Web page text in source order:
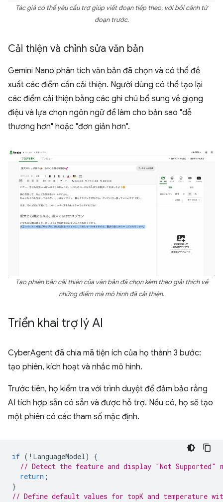
Tác giả có thể yêu cầu trợ giúp viết đoạn tiếp theo, với bối cảnh từ
đoạn trước.
Cải thiện và chỉnh sửa văn bản
Gemini Nano phân tích văn bản đã chọn và có thể đề
xuất các điểm cần cải thiện. Người dùng có thể tạo lại
các điểm cải thiện bằng các ghi chú bổ sung về giọng
điệu và lựa chọn ngôn ngữ để làm cho bản sao "dễ
thương hơn" hoặc "đơn giản hơn".
Tạo phiên bản cải thiện của văn bản đã chọn kèm theo giải thích về
những điểm mà mô hình đã cải thiện.
Triển khai trợ lý AI
CyberAgent đã chia mã tiện ích của họ thành 3 bước:
tạo phiên, kích hoạt và nhắc mô hình.
Trước tiên, họ kiểm tra với trình duyệt để đảm bảo rằng
AI tích hợp sẵn có sẵn và được hỗ trợ. Nếu có, họ sẽ tạo
một phiên có các tham số mặc định.
if ( ! LanguageModel)
{
// Detect the feature and display "Not Supported"
return ;
}
// Define default values for topK and temperature